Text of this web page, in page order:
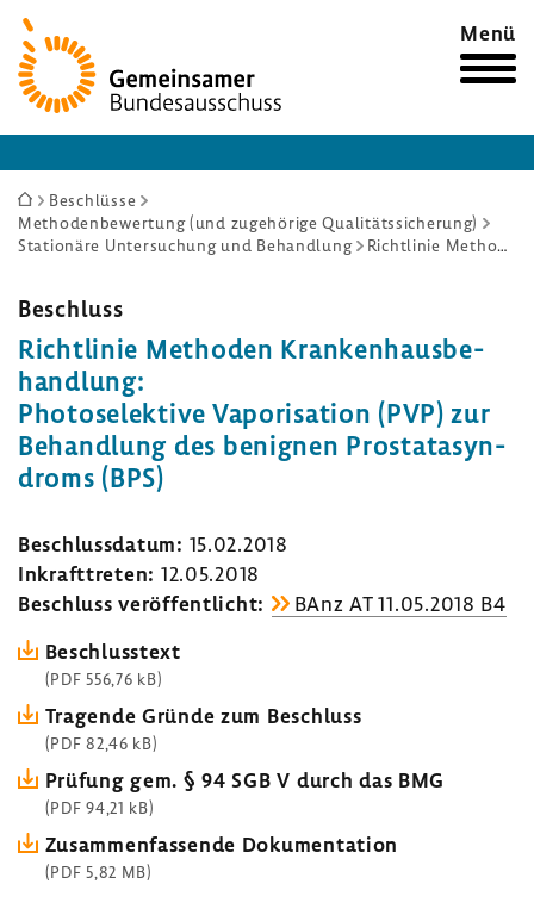
Zur
Startseite
Menü
Sie
sind
Beschlüsse
Methodenbewertung (und zugehörige Qualitätssicherung)
Stationäre Untersuchung und Behandlung
Richtlinie Methoden Krankenhausbehandlung: Photoselektive Vaporisation (PVP) zur Behandlung des benignen Prostatasyndroms (BPS)
Beschluss
Richt­linie Methoden Kran­ken­haus­be­
hand­lung:
Photo­se­lek­tive Vapo­ri­sa­tion (PVP) zur
Behand­lung des benignen Prosta­ta­syn­
droms (BPS)
Beschluss­datum: 15.02.2018
Inkraft­treten: 12.05.2018
Beschluss veröf­fent­licht:
BAnz AT 11.05.2018 B4
Beschluss­text
(PDF 556,76 kB)
Tragende Gründe zum Beschluss
(PDF 82,46 kB)
Prüfung gem. § 94 SGB V durch das BMG
(PDF 94,21 kB)
Zusam­men­fas­sende Doku­men­ta­tion
(PDF 5,82 MB)